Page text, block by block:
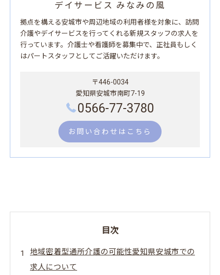
デイサービス みなみの風
拠点を構える安城市や周辺地域の利用者様を対象に、訪問
介護やデイサービスを行ってくれる新規スタッフの求人を
行っています。介護士や看護師を募集中で、正社員もしく
はパートスタッフとしてご活躍いただけます。
〒446-0034
愛知県安城市南町7-19
0566-77-3780
お問い合わせはこちら
目次
地域密着型通所介護の可能性愛知県安城市での
求人について